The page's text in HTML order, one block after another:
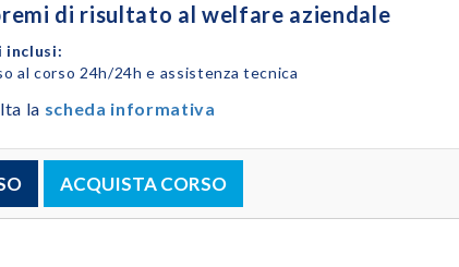
di risultato al welfare aziendale
inclusi:
al corso 24h/24h e assistenza tecnica
la scheda informativa
ACQUISTA CORSO